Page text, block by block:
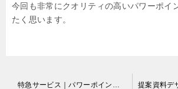
今回も非常にクオリティの高いパワーポイ
たく思います。